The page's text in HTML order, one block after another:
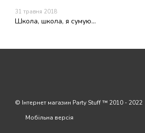
31 травня 2018
Школа, школа, я сумую...
© Інтернет магазин Party Stuff ™ 2010 - 2022
Мобільна версія